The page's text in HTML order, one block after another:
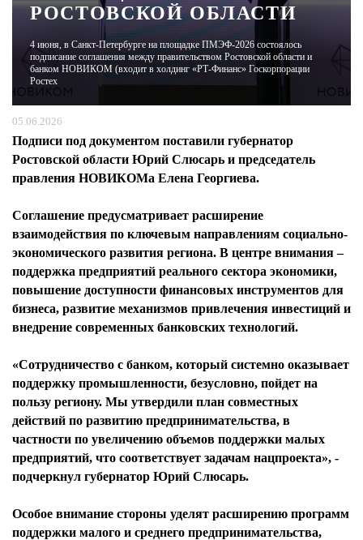
РОСТОВСКОЙ ОБЛАСТИ
4 июня, в Санкт-Петербурге на площадке ПМЭФ-2026 состоялось
подписание соглашения между правительством Ростовской области и
банком НОВИКОМ (входит в холдинг «РТ-Финанс» Госкорпорации
Ростех
05.06.2026
Подписи под документом поставили губернатор
Ростовской области Юрий Слюсарь и председатель
правления НОВИКОМа Елена Георгиева.
Соглашение предусматривает расширение
взаимодействия по ключевым направлениям социально-
экономического развития региона. В центре внимания –
поддержка предприятий реального сектора экономики,
повышение доступности финансовых инструментов для
бизнеса, развитие механизмов привлечения инвестиций и
внедрение современных банковских технологий.
«Сотрудничество с банком, который системно оказывает
поддержку промышленности, безусловно, пойдет на
пользу региону. Мы утвердили план совместных
действий по развитию предпринимательства, в
частности по увеличению объемов поддержки малых
предприятий, что соответствует задачам нацпроекта», -
подчеркнул губернатор Юрий Слюсарь.
Особое внимание стороны уделят расширению программ
поддержки малого и среднего предпринимательства,